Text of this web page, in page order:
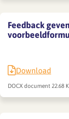
Feedback geven
Download
DOCX document 22.68